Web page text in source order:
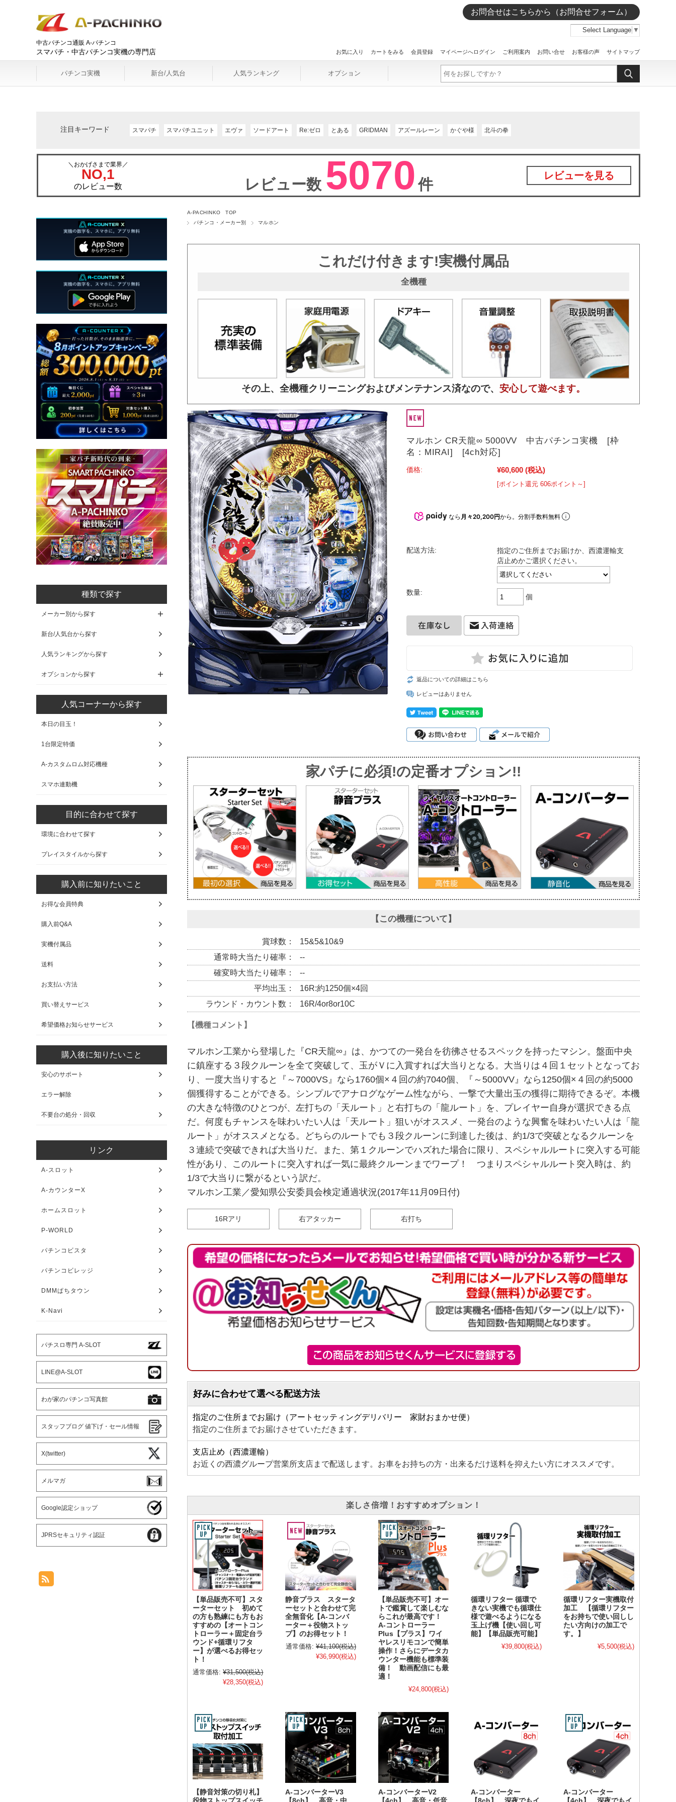
中古パチンコ通販 A-パチンコ
スマパチ・中古パチンコ実機の専門店
お問合せはこちらから（お問合せフォーム）
Select Language ▼
お気に入り カートをみる 会員登録 マイページへログイン ご利用案内 お問い合せ お客様の声 サイトマップ
パチンコ実機 新台/人気台 人気ランキング オプション
注目キーワード スマパチ スマパチユニット エヴァ ソードアート Re:ゼロ とある GRIDMAN アズールレーン かぐや様 北斗の拳
＼おかげさまで業界／
NO,1
のレビュー数 レビュー数 5070件
レビューを見る
A-PACHINKO TOP
パチンコ・メーカー別
マルホン
これだけ付きます!実機付属品
全機種
その上、全機種クリーニングおよびメンテナンス済なので、 安心して遊べます。
マルホン CR天龍∞ 5000VV 中古パチンコ実機 [枠
名：MIRAI] [4ch対応]
価格: ¥60,600 (税込)
[ポイント還元 606ポイント～]
なら 月々20,200円から。分割手数料無料
配送方法:
指定のご住所までお届けか、西濃運輸支
店止めかご選択ください。
数量:
個
返品についての詳細はこちら
レビューはありません
家パチに必須!の定番オプション!!
【この機種について】
賞球数
15&5&10&9
通常時大当たり確率
--
確変時大当たり確率
--
平均出玉
16R:約1250個×4回
ラウンド・カウント数
16R/4or8or10C
【機種コメント】
マルホン工業から登場した『CR天龍∞』は、かつての一発台を彷彿させるスペックを持ったマシン。盤面中央
に鎮座する３段クルーンを全て突破して、玉がＶに入賞すれば大当りとなる。大当りは４回１セットとなってお
り、一度大当りすると『～7000VS』なら1760個×４回の約7040個、『～5000VV』なら1250個×４回の約5000
個獲得することができる。シンプルでアナログなゲーム性ながら、一撃で大量出玉の獲得に期待できるぞ。本機
の大きな特徴のひとつが、左打ちの「天ルート」と右打ちの「龍ルート」を、プレイヤー自身が選択できる点
だ。何度もチャンスを味わいたい人は「天ルート」狙いがオススメ、一発台のような興奮を味わいたい人は「龍
ルート」がオススメとなる。どちらのルートでも３段クルーンに到達した後は、約1/3で突破となるクルーンを
３連続で突破できれば大当りだ。また、第１クルーンでハズれた場合に限り、スペシャルルートに突入する可能
性があり、このルートに突入すれば一気に最終クルーンまでワープ！ つまりスペシャルルート突入時は、約
1/3で大当りに繋がるという訳だ。
マルホン工業／愛知県公安委員会検定通過状況(2017年11月09日付)
16Rアリ 右アタッカー 右打ち
好みに合わせて選べる配送方法
指定のご住所までお届け（アートセッティングデリバリー 家財おまかせ便）
指定のご住所までお届けさせていただきます。
支店止め（西濃運輸）
お近くの西濃グループ営業所支店まで配送します。お車をお持ちの方・出来るだけ送料を抑えたい方にオススメです。
楽しさ倍増！おすすめオプション！
【単品販売不可】スタ
ーターセット 初めて
の方も熟練にも方もお
すすめの【オートコン
トローラー＋固定台ラ
ウンド+循環リフタ
ー】が選べるお得セッ
ト！
通常価格: ¥31,500(税込)
¥28,350(税込)
静音プラス スタータ
ーセットと合わせて完
全無音化【A-コンバ
ーター＋役物ストッ
プ】のお得セット！
通常価格: ¥41,100(税込)
¥36,990(税込)
【単品販売不可】オー
トで鑑賞して楽しむな
らこれが最高です！
A-コントローラー
Plus【プラス】ワイ
ヤレスリモコンで簡単
操作！さらにデータカ
ウンター機能も標準装
備！ 動画配信にも最
適！
¥24,800(税込)
循環リフター 循環で
きない実機でも循環仕
様で遊べるようになる
玉上げ機【使い回し可
能】【単品販売可能】
¥39,800(税込)
循環リフター実機取付
加工 【循環リフター
をお持ちで使い回しし
たい方向けの加工で
す。】
¥5,500(税込)
【静音対策の切り札】
A-コンバーターV3
A-コンバーターV2
A-コンバーター
A-コンバーター
種類で探す
メーカー別から探す
新台/人気台から探す
人気ランキングから探す
オプションから探す
人気コーナーから探す
本日の目玉！
1台限定特価
A-カスタムロム対応機種
スマホ連動機
目的に合わせて探す
環境に合わせて探す
プレイスタイルから探す
購入前に知りたいこと
お得な会員特典
購入前Q&A
実機付属品
送料
お支払い方法
買い替えサービス
希望価格お知らせサービス
購入後に知りたいこと
安心のサポート
エラー解除
不要台の処分・回収
リンク
A-スロット
A-カウンターX
ホームスロット
P-WORLD
パチンコビスタ
パチンコビレッジ
DMMぱちタウン
K-Navi
パチスロ専門 A-SLOT
LINE@A-SLOT
わが家のパチンコ写真館
スタッフブログ 値下げ・セール情報
X(twitter)
メルマガ
Google認定ショップ
JPRSセキュリティ認証